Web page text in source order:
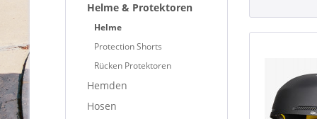
Helme & Protektoren
Helme
Protection Shorts
Rücken Protektoren
Hemden
Hosen